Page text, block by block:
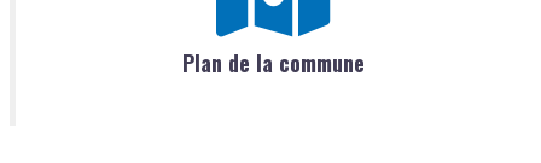
Plan de la commune